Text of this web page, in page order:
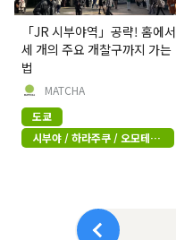
「JR 시부야역」공략! 홈에서
세 개의 주요 개찰구까지 가는
법
MATCHA
도쿄
시부야 / 하라주쿠 / 오모테산
도